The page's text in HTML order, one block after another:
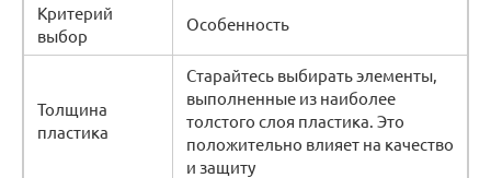
Критерий
выбор
Особенность
Толщина
пластика
Старайтесь выбирать элементы,
выполненные из наиболее
толстого слоя пластика. Это
положительно влияет на качество
и защиту